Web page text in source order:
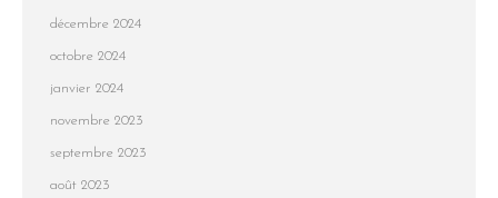
décembre 2024
octobre 2024
janvier 2024
novembre 2023
septembre 2023
août 2023